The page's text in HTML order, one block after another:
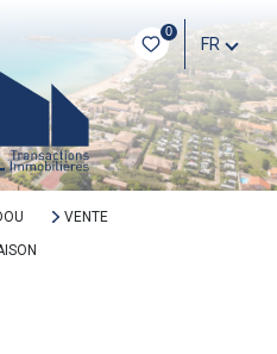
0
FR
VENTE